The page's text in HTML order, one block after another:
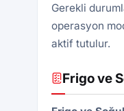
Gerekli
operasyon
aktif tutulur.
Frigo ve